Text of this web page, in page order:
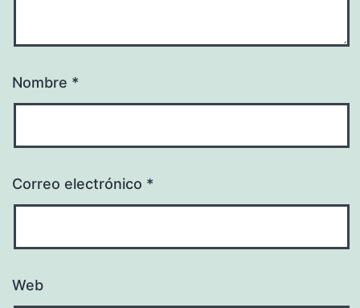
Nombre *
Correo electrónico *
Web